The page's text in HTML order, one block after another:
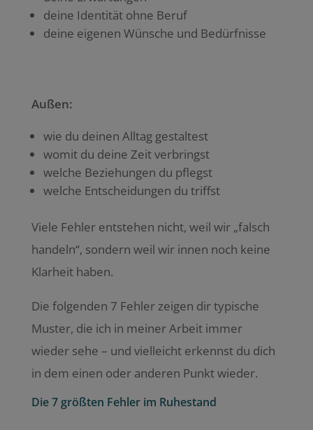
deine Identität ohne Beruf
deine eigenen Wünsche und Bedürfnisse
Außen:
wie du deinen Alltag gestaltest
womit du deine Zeit verbringst
welche Beziehungen du pflegst
welche Entscheidungen du triffst
Viele Fehler entstehen nicht, weil wir „falsch
handeln“, sondern weil wir innen noch keine
Klarheit haben.
Die folgenden 7 Fehler zeigen dir typische
Muster, die ich in meiner Arbeit immer
wieder sehe – und vielleicht erkennst du dich
in dem einen oder anderen Punkt wieder.
Die 7 größten Fehler im Ruhestand